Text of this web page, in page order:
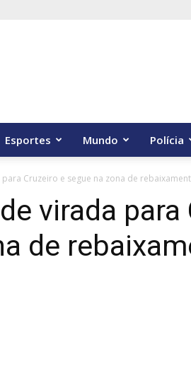
Esportes Mundo Polícia
Cruzeiro e segue na zona de
virada para
de